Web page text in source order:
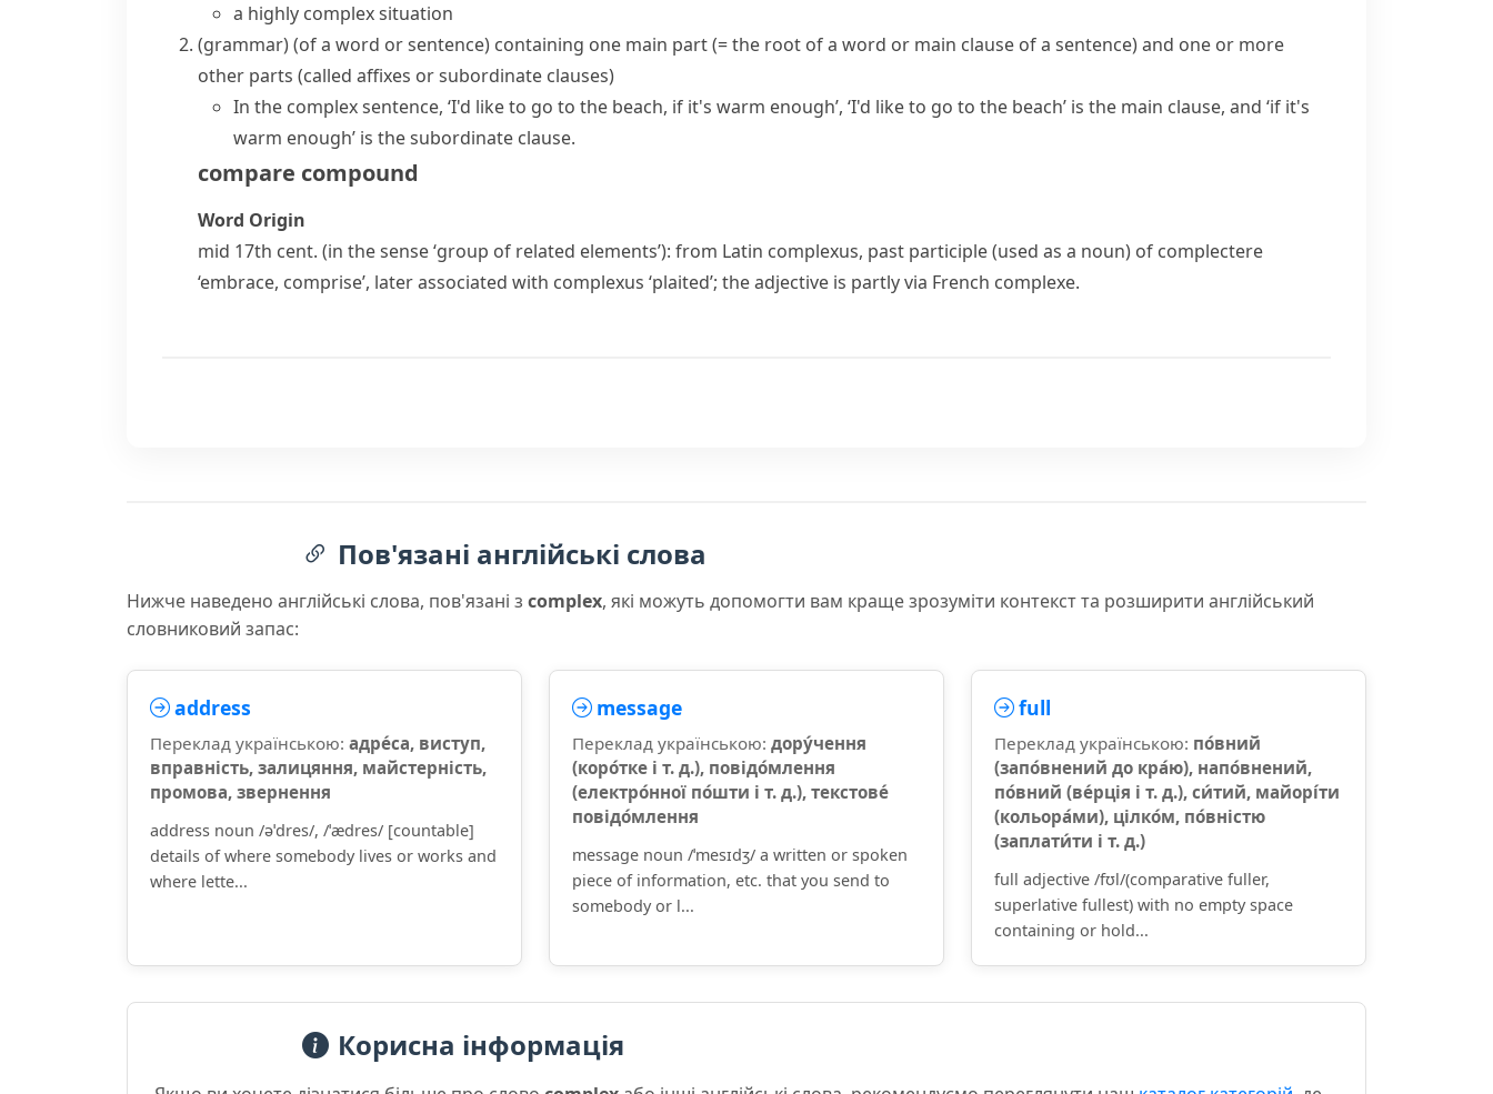
a highly complexsituation
(grammar)(of a word or sentence) containing one main part (= the root of a word or main clause of a sentence) and one or more
other parts (called affixes orsubordinate clauses)
In the complex sentence, ‘I'd like to go to the beach, if it's warm enough’, ‘I'd like to go to the beach’ is the main clause, and ‘if it's
warm enough’ is the subordinate clause.
compare compound
Word Origin
mid 17th cent. (in the sense ‘group of related elements’): from Latin complexus, past participle (used as a noun) of complectere
‘embrace, comprise’, later associated with complexus ‘plaited’; the adjective is partly via French complexe.
Пов'язані англійські слова
Нижче наведено англійські слова, пов'язані з complex, які можуть допомогти вам краще зрозуміти контекст та розширити англійський
словниковий запас:
address
Переклад українською: адре́са, виступ,
вправність, залицяння, майстерність,
промова, звернення
address noun /əˈdres/, /ˈædres/ [countable]
details of where somebody lives or works and
where lette...
message
Переклад українською: дору́чення
(коро́тке і т. д.), повідо́млення
(електро́нної по́шти і т. д.), текстове́
повідо́млення
message noun /ˈmesɪdʒ/ a written or spoken
piece of information, etc. that you send to
somebody or l...
full
Переклад українською: по́вний
(запо́внений до кра́ю), напо́внений,
по́вний (ве́рція і т. д.), си́тий, майорі́ти
(кольора́ми), цілко́м, по́вністю
(заплати́ти і т. д.)
full adjective /fʊl/(comparative fuller,
superlative fullest) with no empty space
containing or hold...
Корисна інформація